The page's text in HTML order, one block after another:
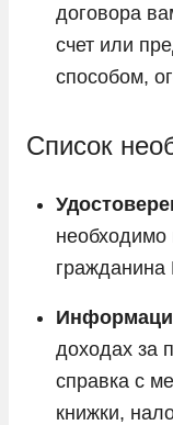
договора
счет или
способом,
Список
необходимо
гражданина
доходах за
справка с
книжки,